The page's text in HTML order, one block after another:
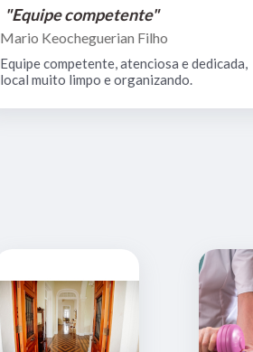
"Equipe competente"
Mario Keocheguerian Filho
Equipe competente, atenciosa e dedicada,
local muito limpo e organizando.